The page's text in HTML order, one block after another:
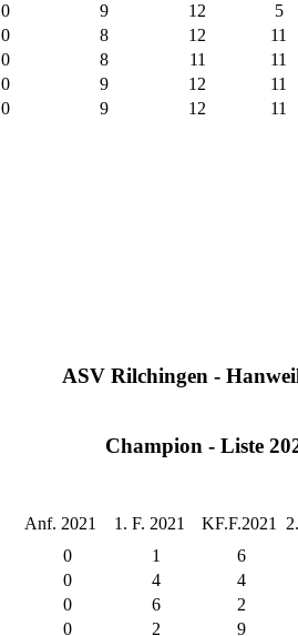
0 9 12
5
0 8 12
11
0 8 11
11
0 9 12
11
0 9 12 11
ASV Rilchingen -
Champion - Liste
Anf. 2021 1. F. 2021 KF.F.2021
0 1
6
0 4
4
0 6
2
0 2
9